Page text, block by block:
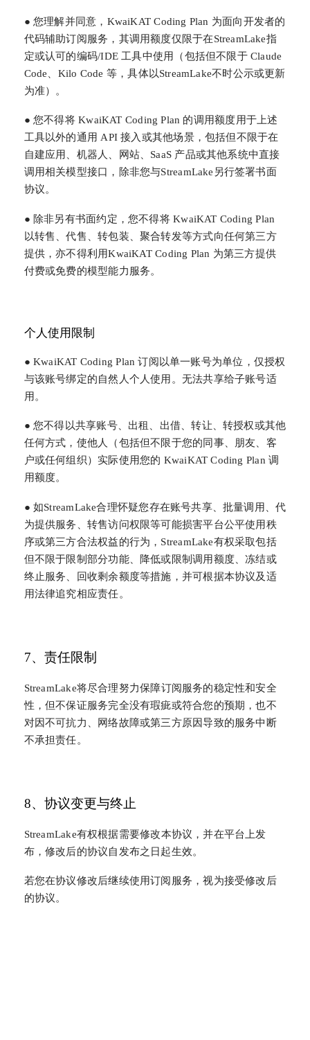
● 您理解并同意，KwaiKAT Coding Plan 为面向开发者的
代码辅助订阅服务，其调用额度仅限于在StreamLake指
定或认可的编码/IDE 工具中使用（包括但不限于 Claude
Code、Kilo Code 等，具体以StreamLake不时公示或更新
为准）。
● 您不得将 KwaiKAT Coding Plan 的调用额度用于上述
工具以外的通用 API 接入或其他场景，包括但不限于在
自建应用、机器人、网站、SaaS 产品或其他系统中直接
调用相关模型接口，除非您与StreamLake另行签署书面
协议。
● 除非另有书面约定，您不得将 KwaiKAT Coding Plan
以转售、代售、转包装、聚合转发等方式向任何第三方
提供，亦不得利用KwaiKAT Coding Plan 为第三方提供
付费或免费的模型能力服务。
个人使用限制
● KwaiKAT Coding Plan 订阅以单一账号为单位，仅授权
与该账号绑定的自然人个人使用。无法共享给子账号适
用。
● 您不得以共享账号、出租、出借、转让、转授权或其他
任何方式，使他人（包括但不限于您的同事、朋友、客
户或任何组织）实际使用您的 KwaiKAT Coding Plan 调
用额度。
● 如StreamLake合理怀疑您存在账号共享、批量调用、代
为提供服务、转售访问权限等可能损害平台公平使用秩
序或第三方合法权益的行为，StreamLake有权采取包括
但不限于限制部分功能、降低或限制调用额度、冻结或
终止服务、回收剩余额度等措施，并可根据本协议及适
用法律追究相应责任。
7、责任限制
StreamLake将尽合理努力保障订阅服务的稳定性和安全
性，但不保证服务完全没有瑕疵或符合您的预期，也不
对因不可抗力、网络故障或第三方原因导致的服务中断
不承担责任。
8、协议变更与终止
StreamLake有权根据需要修改本协议，并在平台上发
布，修改后的协议自发布之日起生效。
若您在协议修改后继续使用订阅服务，视为接受修改后
的协议。